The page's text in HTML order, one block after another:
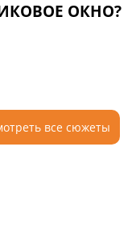
ОКНО?
все сюжеты